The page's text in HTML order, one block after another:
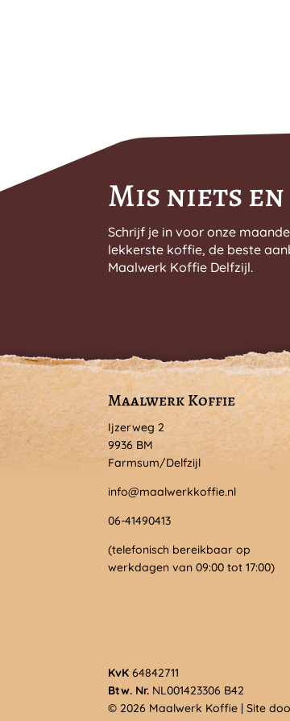
productpagina
Mis niets
Schrijf je in voor onze
lekkerste koffie, de beste
Maalwerk Koffie Delfzijl.
Maalwerk Koffie
Ijzerweg 2
9936 BM
Farmsum/Delfzijl
info@maalwerkkoffie.nl
06-41490413
(telefonisch bereikbaar op
werkdagen van 09:00 tot 17:00)
KvK 64842711
Btw. Nr. NL001423306 B42
© 2026 Maalwerk Koffie | Site